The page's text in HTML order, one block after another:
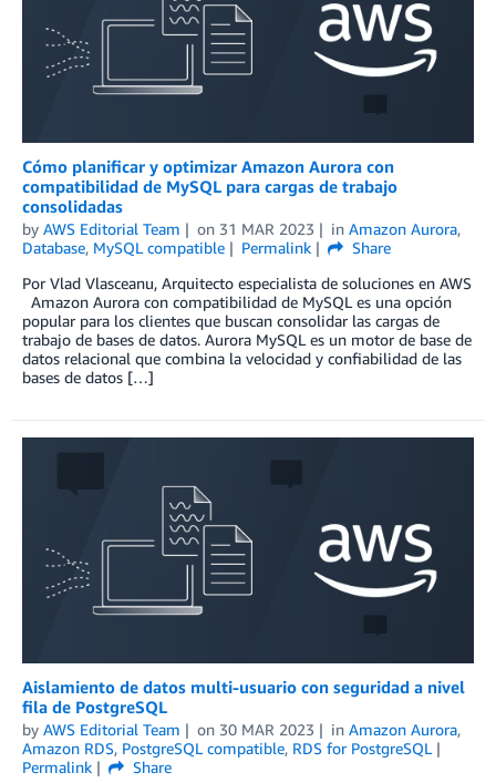
Cómo planificar y optimizar Amazon Aurora con
compatibilidad de MySQL para cargas de trabajo
consolidadas
by AWS Editorial Team on 31 MAR 2023 in Amazon Aurora,
Database, MySQL compatible Permalink
Share
Por Vlad Vlasceanu, Arquitecto especialista de soluciones en AWS
Amazon Aurora con compatibilidad de MySQL es una opción
popular para los clientes que buscan consolidar las cargas de
trabajo de bases de datos. Aurora MySQL es un motor de base de
datos relacional que combina la velocidad y confiabilidad de las
bases de datos […]
Aislamiento de datos multi-usuario con seguridad a nivel
fila de PostgreSQL
by AWS Editorial Team on 30 MAR 2023 in Amazon Aurora,
Amazon RDS, PostgreSQL compatible, RDS for PostgreSQL
Permalink
Share